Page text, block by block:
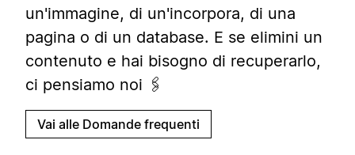
un'immagine, di un'incorpora, di una
pagina o di un database. E se elimini un
contenuto e hai bisogno di recuperarlo,
ci pensiamo noi 🖇
Vai alle Domande frequenti